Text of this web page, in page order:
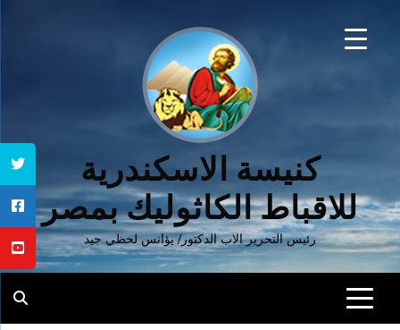
كنيسة الاسكندرية
للاقباط الكاثوليك بمصر
رئيس التحرير الاب الدكتور/ يؤانس لحظي جيد